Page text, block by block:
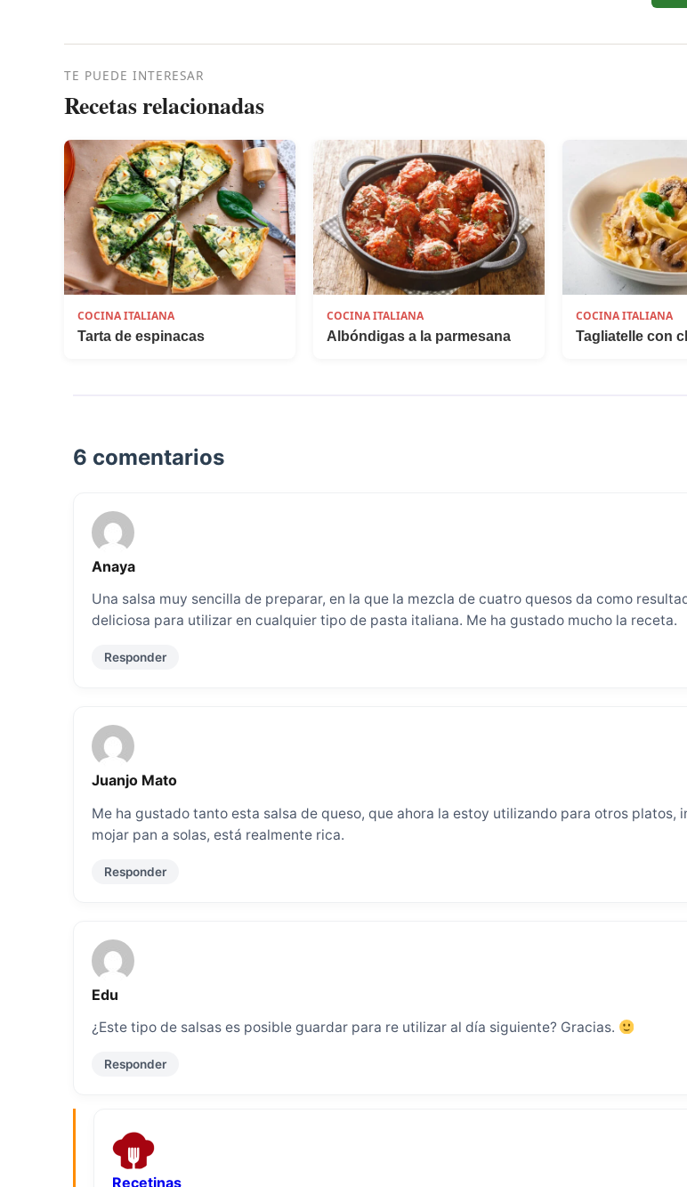
TE PUEDE INTERESAR
Recetas relacionadas
COCINA ITALIANA
Tarta de espinacas
COCINA ITALIANA
Albóndigas a la parmesana
COCINA ITALIANA
Tagliatelle con
6 comentarios
Anaya
Una salsa muy sencilla de preparar, en la que la mezcla de cuatro quesos da como
deliciosa para utilizar en cualquier tipo de pasta italiana. Me ha gustado mucho la receta.
Responder
Juanjo Mato
Me ha gustado tanto esta salsa de queso, que ahora la estoy utilizando para otros platos,
mojar pan a solas, está realmente rica.
Responder
Edu
¿Este tipo de salsas es posible guardar para re utilizar al día siguiente? Gracias.
Responder
Recetinas